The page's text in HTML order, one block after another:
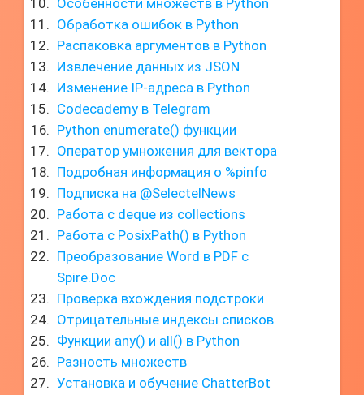
Особенности множеств в Python
Обработка ошибок в Python
Распаковка аргументов в Python
Извлечение данных из JSON
Изменение IP-адреса в Python
Codecademy в Telegram
Python enumerate() функции
Оператор умножения для вектора
Подробная информация о %pinfo
Подписка на @SelectelNews
Работа с deque из collections
Работа с PosixPath() в Python
Преобразование Word в PDF с
Spire.Doc
Проверка вхождения подстроки
Отрицательные индексы списков
Функции any() и all() в Python
Разность множеств
Установка и обучение ChatterBot